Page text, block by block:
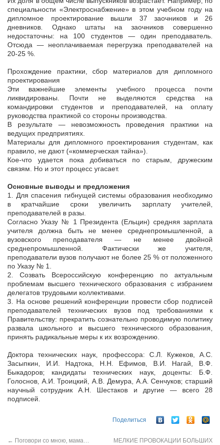
специальности «Электроснабжение» в этом учебном году на
дипломное проектирование вышли 37 заочников и 26
дневников. Однако штаты на заочников совершенно
недостаточны: на 100 студентов — один преподаватель.
Отсюда — неоплачиваемая перегрузка преподавателей на
20-25 %.
Прохождение практики, сбор материалов для дипломного
проектирования
Эти важнейшие элементы учебного процесса почти
ликвидированы. Почти не выделяются средства на
командировки студентов и преподавателей, на оплату
руководства практикой со стороны производства.
В результате — невозможность проведения практики на
ведущих предприятиях.
Материалы для дипломного проектирования студентам, как
правило, не дают («коммерческая тайна»).
Кое-что удается пока добиваться по старым, дружеским
связям. Но и этот процесс угасает.
Основные выводы и предложения
1. Для спасения гибнущей системы образования необходимо
в кратчайшие сроки увеличить зарплату учителей,
преподавателей в разы.
Согласно Указу № 1 Президента (Ельцин) средняя зарплата
учителя должна быть не менее среднепромышленной, а
вузовского преподавателя — не менее двойной
среднепромышленной. Фактически же учителя,
преподаватели вузов получают не более 25 % от положенного
по Указу № 1.
2. Созвать Всероссийскую конференцию по актуальным
проблемам высшего технического образования с избранием
делегатов трудовыми коллективами.
3. На основе решений конференции провести сбор подписей
преподавателей технических вузов под требованиями к
Правительству: прекратить сознательно проводимую политику
развала школьного и высшего технического образования,
принять радикальные меры к их возрождению.
Доктора технических наук, профессора: С.Л. Кужеков, А.С.
Засыпкин, И.И. Надтока, Н.Н. Ефимов, В.И. Нагай, В.Ф.
Быкадоров; кандидаты технических наук, доценты: Б.Ф.
Голоснов, А.И. Троицкий, А.В. Демура, А.А. Сенчуков; старший
научный сотрудник А.Н. Шестаков и другие — всего 28
подписей.
Поделиться
← Поговори со мною, мама…
МЕЛКИЕ ПРОВОКАЦИИ БОЛЬШИХ